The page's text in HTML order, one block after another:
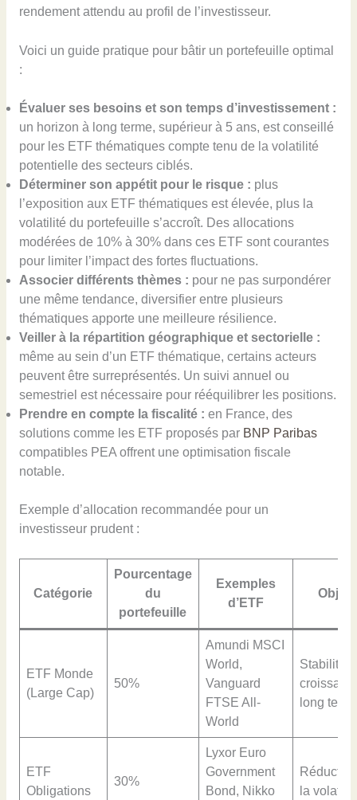
rendement attendu au profil de l’investisseur.
Voici un guide pratique pour bâtir un portefeuille optimal
:
Évaluer ses besoins et son temps d’investissement :
un horizon à long terme, supérieur à 5 ans, est conseillé
pour les ETF thématiques compte tenu de la volatilité
potentielle des secteurs ciblés.
Déterminer son appétit pour le risque : plus
l’exposition aux ETF thématiques est élevée, plus la
volatilité du portefeuille s’accroît. Des allocations
modérées de 10% à 30% dans ces ETF sont courantes
pour limiter l’impact des fortes fluctuations.
Associer différents thèmes : pour ne pas surpondérer
une même tendance, diversifier entre plusieurs
thématiques apporte une meilleure résilience.
Veiller à la répartition géographique et sectorielle :
même au sein d’un ETF thématique, certains acteurs
peuvent être surreprésentés. Un suivi annuel ou
semestriel est nécessaire pour rééquilibrer les positions.
Prendre en compte la fiscalité : en France, des
solutions comme les ETF proposés par BNP Paribas
compatibles PEA offrent une optimisation fiscale
notable.
Exemple d’allocation recommandée pour un
investisseur prudent :
Catégorie
Pourcentage
du
portefeuille
Exemples
d’ETF
ETF Monde
(Large Cap)
50%
Amundi MSCI
World,
Vanguard
FTSE All-
World
Stabilité
long
ETF
Obligations
30%
Lyxor Euro
Government
Bond, Nikko
la